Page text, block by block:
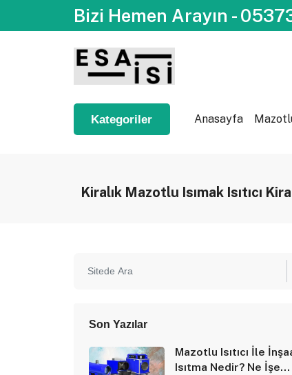
Bizi Hemen Arayın -
Kategoriler Anasayfa
Kiralık Mazotlu Isımak Isıtıcı
Son Yazılar
Mazotlu Isıtıcı İle
Isıtma Nedir? Ne İşe